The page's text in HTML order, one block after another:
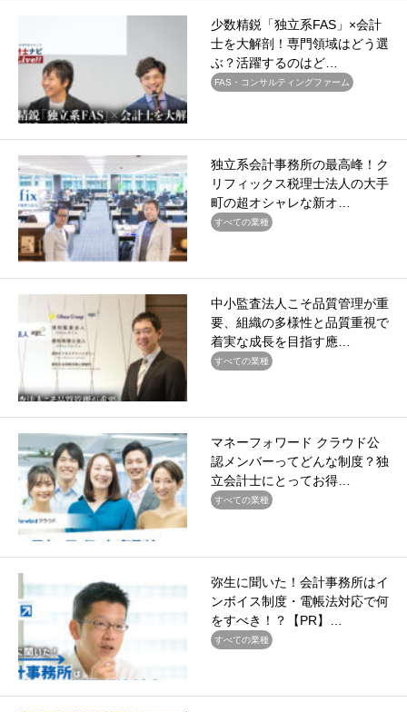
少数精鋭「独立系FAS」×会計
士を大解剖！専門領域はどう選
ぶ？活躍するのはど…
FAS・コンサルティングファーム
独立系会計事務所の最高峰！ク
リフィックス税理士法人の大手
町の超オシャレな新オ…
すべての業種
中小監査法人こそ品質管理が重
要、組織の多様性と品質重視で
着実な成長を目指す應…
すべての業種
マネーフォワード クラウド公
認メンバーってどんな制度？独
立会計士にとってお得…
すべての業種
弥生に聞いた！会計事務所はイ
ンボイス制度・電帳法対応で何
をすべき！？【PR】…
すべての業種